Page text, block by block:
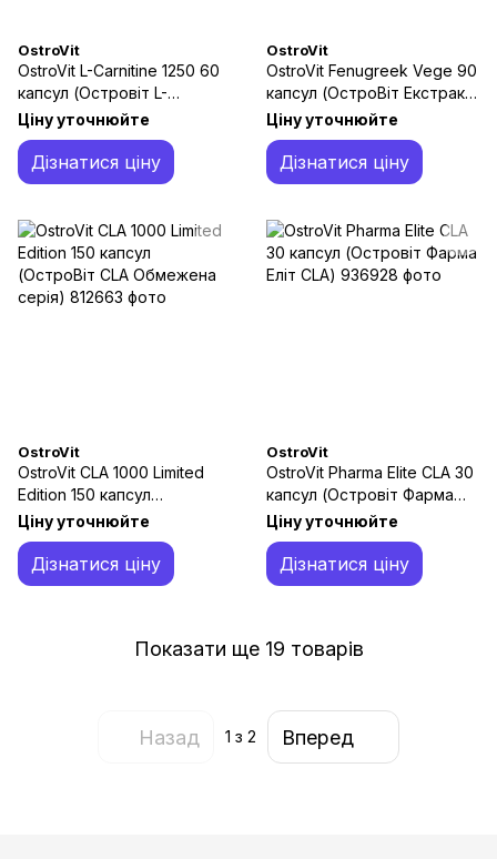
OstroVit
OstroVit L-Carnitine 1250 60
капсул (Островіт L-
карнітин)
Ціну уточнюйте
Дізнатися ціну
OstroVit
OstroVit Fenugreek Vege 90
капсул (ОстроВіт Екстракт
пажитника Vege)
Ціну уточнюйте
Дізнатися ціну
OstroVit
OstroVit CLA 1000 Limited
Edition 150 капсул
(ОстроВіт CLA Обмежена
серія)
Ціну уточнюйте
Дізнатися ціну
OstroVit
OstroVit Pharma Elite CLA 30
капсул (Островіт Фарма
Еліт CLA)
Ціну уточнюйте
Дізнатися ціну
Показати ще 19 товарів
Назад 1 з 2 Вперед